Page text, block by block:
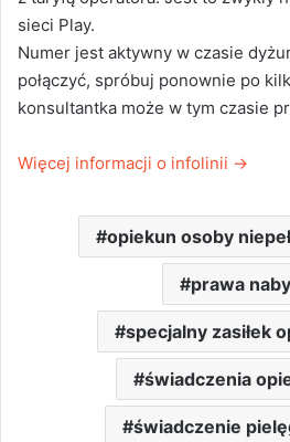
sieci Play.
Numer jest aktywny w czasie
połączyć, spróbuj ponownie po
konsultantka może w tym czasie
Więcej informacji o infolinii →
opiekun osoby
prawa
specjalny zasiłek
świadczenia
świadczenie